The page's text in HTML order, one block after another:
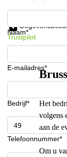
Naam*
E-mailadres*
Bedrijf*
Telefoonnummer*
Trustpilot
Het
volgens
aan de
Om u